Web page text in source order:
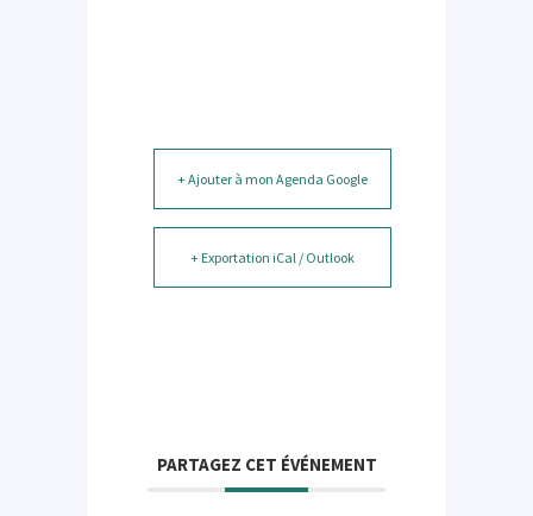
+ Ajouter à mon Agenda Google
+ Exportation iCal / Outlook
PARTAGEZ CET ÉVÉNEMENT